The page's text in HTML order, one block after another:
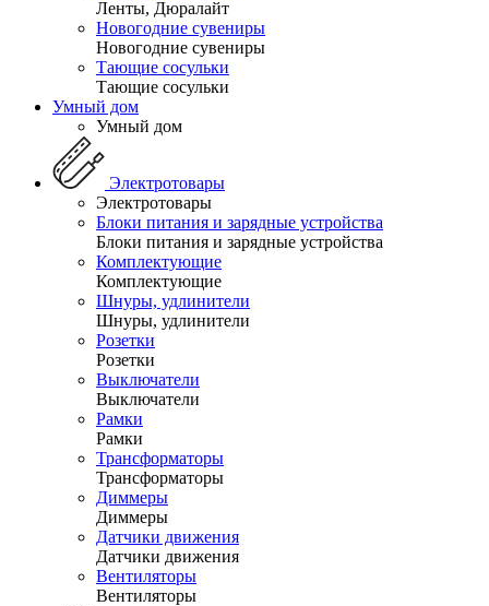
Ленты, Дюралайт
Новогодние сувениры
Новогодние сувениры
Тающие сосульки
Тающие сосульки
Умный дом
Умный дом
Электротовары
Электротовары
Блоки питания и зарядные устройства
Блоки питания и зарядные устройства
Комплектующие
Комплектующие
Шнуры, удлинители
Шнуры, удлинители
Розетки
Розетки
Выключатели
Выключатели
Рамки
Рамки
Трансформаторы
Трансформаторы
Диммеры
Диммеры
Датчики движения
Датчики движения
Вентиляторы
Вентиляторы